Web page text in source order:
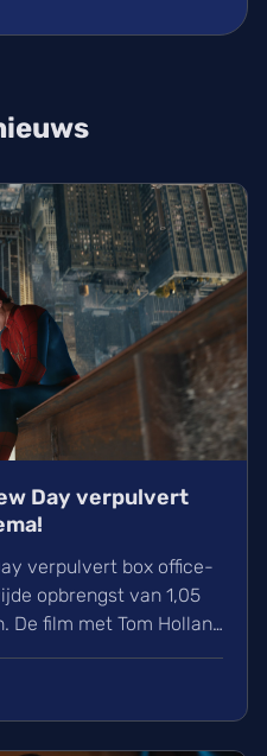
Day verpulvert
verpulvert box office-
opbrengst van 1,05
De film met Tom Holland
bijna Avengers: